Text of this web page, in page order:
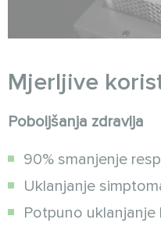
Mjerljive
Poboljšanja zdravlja
90% smanjenje
Uklanjanje
Potpuno uklanjanje